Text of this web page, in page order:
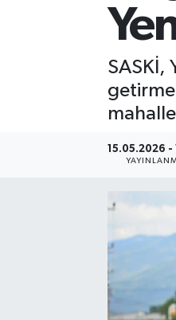
SASKİ,
15.05.2026 -